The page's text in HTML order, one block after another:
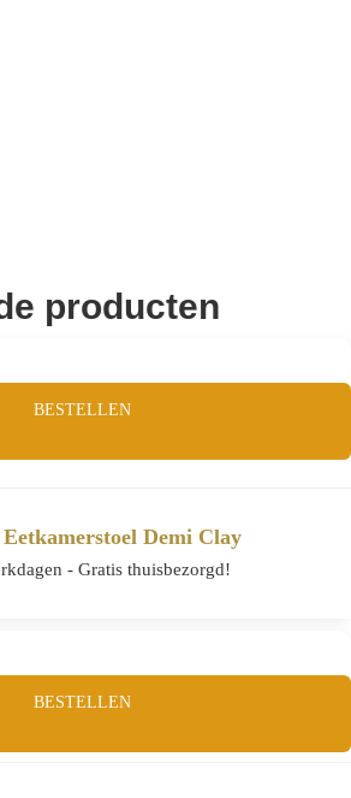
producten
BESTELLEN
Demi Clay
- Gratis thuisbezorgd!
BESTELLEN